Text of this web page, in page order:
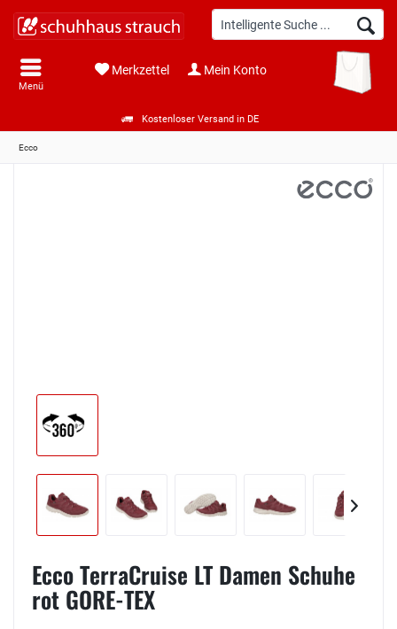
Kostenloser Versand in DE
Menü
Merkzettel Mein Konto
Ecco
Ecco TerraCruise LT Damen Schuhe
rot GORE-TEX